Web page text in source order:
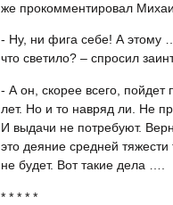
же прокомментировал
- Ну, ни фига себе! А этому
что светило? – спросил
- А он, скорее всего, пойдет
лет. Но и то навряд ли. Не
И выдачи не потребуют.
это деяние средней тяжести
не будет. Вот такие дела ….
* * * * *